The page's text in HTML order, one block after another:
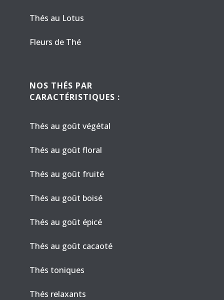
Thés au Lotus
Fleurs de Thé
NOS THÉS PAR
CARACTÉRISTIQUES :
Thés au goût végétal
Thés au goût floral
Thés au goût fruité
Thés au goût boisé
Thés au goût épicé
Thés au goût cacaoté
Thés toniques
Thés relaxants